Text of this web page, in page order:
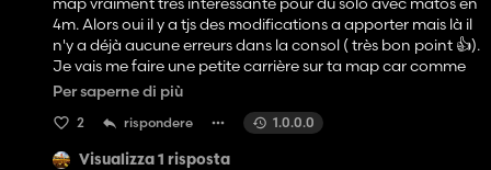
4m. Alors oui il y a tjs des modifications a apporter mais là il
n'y a déjà aucune erreurs dans la consol ( très bon point 👍️).
Je vais me faire une petite carrière sur ta map car comme
d'autre avant moi l'on dit nous n'avons pas beaucoup de
petite map Française et ça fait bien plaisir que tu nous
partage la tienne. Merci pour le partage et bravo pour le
travail
Per saperne di più
2 rispondere 1.0.0.0
Visualizza 1 risposta